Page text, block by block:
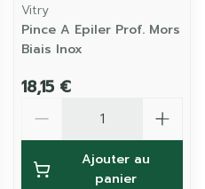
Vitry
Pince A Epiler Prof. Mors
Biais Inox
18,15 €
Ajouter au
panier